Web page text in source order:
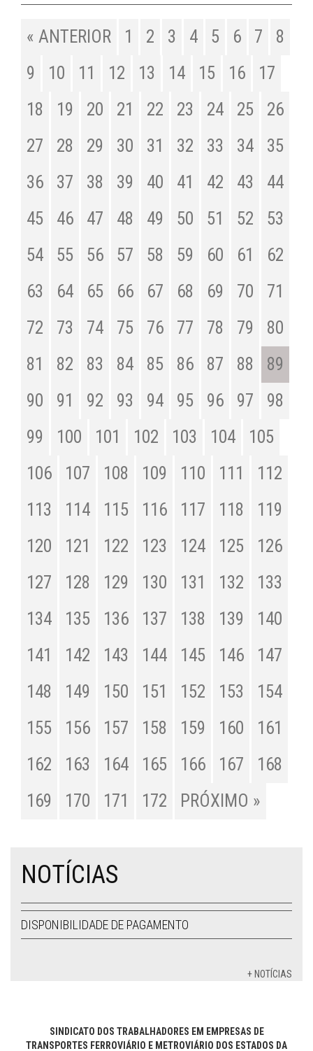
« ANTERIOR 1 2 3 4 5 6 7
8
9
10 11 12 13 14 15 16
17
18
19 20 21 22 23 24 25
26
27
28 29 30 31 32 33 34
35
36
37 38 39 40 41 42 43
44
45
46 47 48 49 50 51 52
53
54
55 56 57 58 59 60 61
62
63
64 65 66 67 68 69 70
71
72
73 74 75 76 77 78 79
80
81
82 83 84 85 86 87 88
89
90
91 92 93 94 95 96 97
98
99
100 101 102 103 104
105
106
107 108 109 110 111
112
113
114 115 116 117 118
119
120
121 122 123 124 125
126
127
128 129 130 131 132
133
134
135 136 137 138 139
140
141
142 143 144 145 146
147
148
149 150 151 152 153
154
155
156 157 158 159 160
161
162
163 164 165 166 167
168
169
170 171 172 PRÓXIMO »
NOTÍCIAS
DISPONIBILIDADE DE PAGAMENTO
+ NOTÍCIAS
SINDICATO DOS TRABALHADORES EM EMPRESAS DE
TRANSPORTES FERROVIÁRIO E METROVIÁRIO DOS ESTADOS DA